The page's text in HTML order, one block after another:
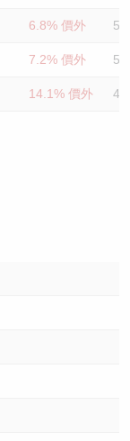
6.8% 價外
7.2% 價外
14.1% 價外